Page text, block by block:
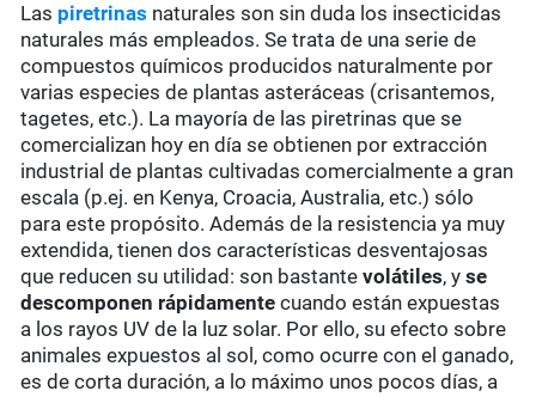
Las piretrinas naturales son sin duda los insecticidas
naturales más empleados. Se trata de una serie de
compuestos químicos producidos naturalmente por
varias especies de plantas asteráceas (crisantemos,
tagetes, etc.). La mayoría de las piretrinas que se
comercializan hoy en día se obtienen por extracción
industrial de plantas cultivadas comercialmente a gran
escala (p.ej. en Kenya, Croacia, Australia, etc.) sólo
para este propósito. Además de la resistencia ya muy
extendida, tienen dos características desventajosas
que reducen su utilidad: son bastante volátiles, yse
descomponen rápidamente cuando están expuestas
a los rayos UV de la luz solar. Por ello, su efecto sobre
animales expuestos al sol, como ocurre con el ganado,
es de corta duración, a lo máximo unos pocos días, a